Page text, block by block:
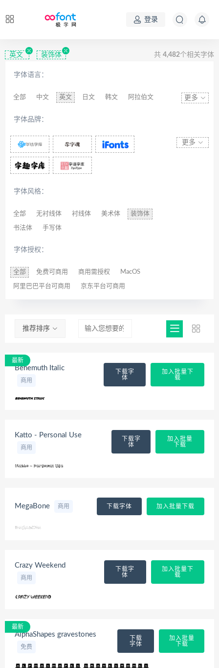
登录
英文 装饰体 共 4,482个相关字体
字体语言：
全部 中文 英文 日文 韩文 阿拉伯文
拉丁文 八思巴文
更多
字体品牌：
更多
字体风格：
全部 无衬线体 衬线体 美术体 装饰体
书法体 手写体
字体授权：
全部 免费可商用 商用需授权 MacOS
阿里巴巴平台可商用 京东平台可商用
推荐排序
Behemuth Italic
商用
下载字
体
加入批量下
载
最新
Katto - Personal Use
商用
下载字
体
加入批量
下载
MegaBone 商用 下载字体 加入批量下载
Crazy Weekend
商用
下载字
体
加入批量下
载
AlphaShapes gravestones
免费
下载
字体
加入批量
下载
最新